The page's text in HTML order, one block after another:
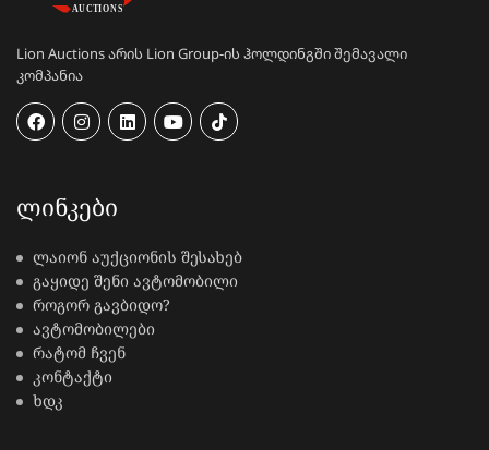
Lion Auctions არის Lion Group-ის ჰოლდინგში შემავალი
კომპანია
ᲚᲘᲜᲙᲔᲑᲘ
ლაიონ აუქციონის შესახებ
გაყიდე შენი ავტომობილი
როგორ გავბიდო?
ავტომობილები
რატომ ჩვენ
კონტაქტი
ხდკ